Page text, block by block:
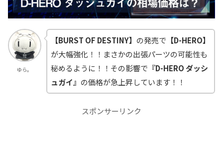
ゆら。
【BURST OF DESTINY】 の発売で 【D-HERO】
が大幅強化！！まさかの出張パーツの可能性も
秘めるように！！その影響で 『D-HERO ダッシ
ュガイ』 の価格が急上昇しています！！
スポンサーリンク